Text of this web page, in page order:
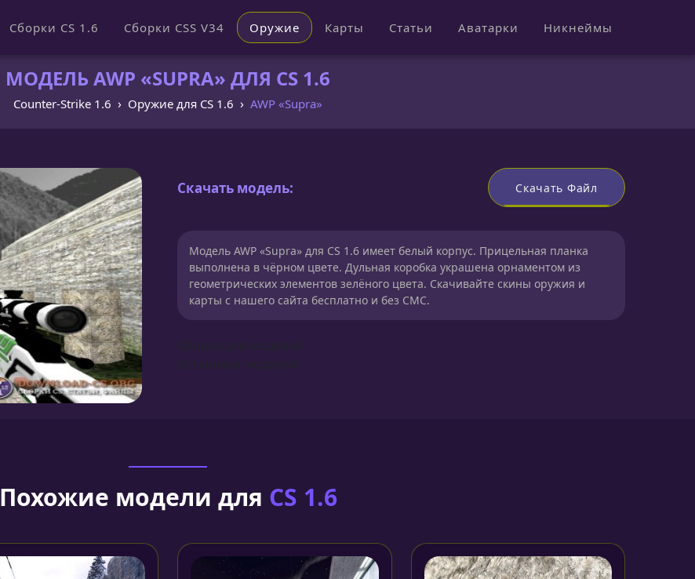
Сборки CS 1.6 Сборки CSS V34 Оружие Карты Статьи Аватарки Никнеймы
МОДЕЛЬ AWP «SUPRA» ДЛЯ CS 1.6
Counter-Strike 1.6 Оружие для CS 1.6 AWP «Supra»
Скачать модель: Скачать Файл
Модель AWP «Supra» для CS 1.6 имеет белый корпус. Прицельная планка
выполнена в чёрном цвете. Дульная коробка украшена орнаментом из
геометрических элементов зелёного цвета. Скачивайте скины оружия и
карты с нашего сайта бесплатно и без СМС.
Похожие модели для CS 1.6